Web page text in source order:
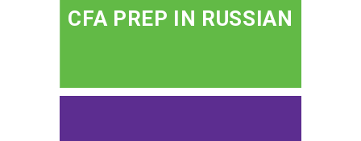
CFA PREP IN RUSSIAN